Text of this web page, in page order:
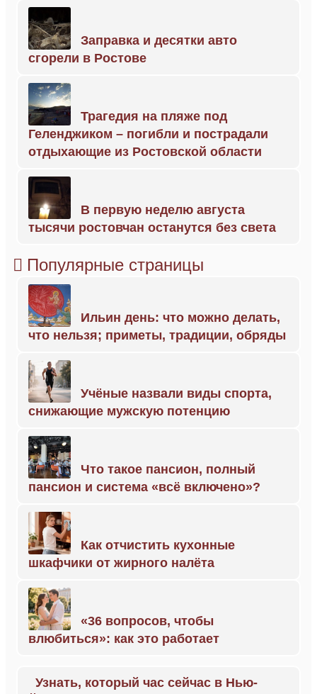
Заправка и десятки авто
сгорели в Ростове
Трагедия на пляже под
Геленджиком – погибли и пострадали
отдыхающие из Ростовской области
В первую неделю августа
тысячи ростовчан останутся без света
Популярные страницы
Ильин день: что можно делать,
что нельзя; приметы, традиции, обряды
Учёные назвали виды спорта,
снижающие мужскую потенцию
Что такое пансион, полный
пансион и система «всё включено»?
Как отчистить кухонные
шкафчики от жирного налёта
«36 вопросов, чтобы
влюбиться»: как это работает
Узнать, который час сейчас в Нью-